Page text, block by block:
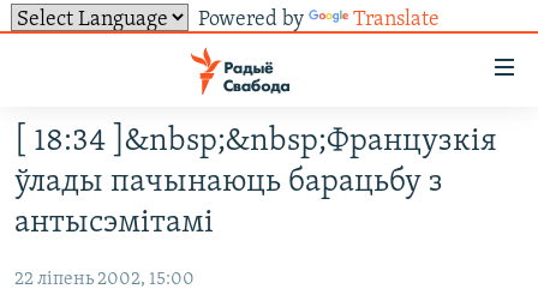
Powered by Translate
ўнівэрсальнага
доступу
Перайсьці
да
галоўнага
Перайсьці
НАВІНЫ
ЛЮДЗІ
ТОЛЬКІ НА СВАБОДЗЕ
БЛОГІ
АБЫСЬЦІ БЛЯКАВАНЬНЕ
ПАДПІСАЦЦА
[ 18:34 ]&nbsp;&nbsp;Французкія
ўлады пачынаюць барацьбу з
антысэмітамі
22 ліпень 2002, 15:00